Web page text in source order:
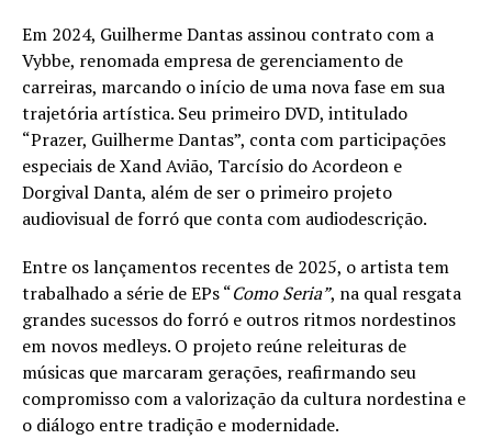
Em 2024, Guilherme Dantas assinou contrato com a
Vybbe, renomada empresa de gerenciamento de
carreiras, marcando o início de uma nova fase em sua
trajetória artística. Seu primeiro DVD, intitulado
“Prazer, Guilherme Dantas”, conta com participações
especiais de Xand Avião, Tarcísio do Acordeon e
Dorgival Danta, além de ser o primeiro projeto
audiovisual de forró que conta com audiodescrição.
Entre os lançamentos recentes de 2025, o artista tem
trabalhado a série de EPs “Como Seria”, na qual resgata
grandes sucessos do forró e outros ritmos nordestinos
em novos medleys. O projeto reúne releituras de
músicas que marcaram gerações, reafirmando seu
compromisso com a valorização da cultura nordestina e
o diálogo entre tradição e modernidade.